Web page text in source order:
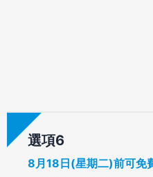
選項
8月18日(星期二)前可免